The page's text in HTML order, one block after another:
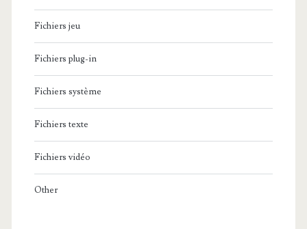
Fichiers jeu
Fichiers plug-in
Fichiers système
Fichiers texte
Fichiers vidéo
Other